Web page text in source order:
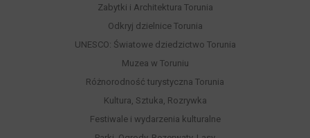
Zabytki i Architektura Torunia
Odkryj dzielnice Torunia
UNESCO: Światowe dziedzictwo Torunia
Muzea w Toruniu
Różnorodność turystyczna Torunia
Kultura, Sztuka, Rozrywka
Festiwale i wydarzenia kulturalne